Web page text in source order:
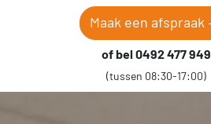
Maak een afspraak
of bel 0492 477 949
(tussen 08:30-17:00)